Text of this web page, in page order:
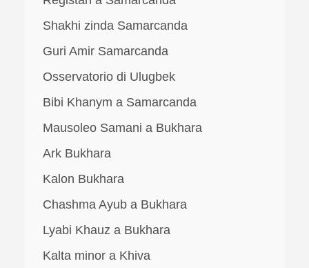
Shakhi zinda Samarcanda
Guri Amir Samarcanda
Osservatorio di Ulugbek
Bibi Khanym a Samarcanda
Mausoleo Samani a Bukhara
Ark Bukhara
Kalon Bukhara
Chashma Ayub a Bukhara
Lyabi Khauz a Bukhara
Kalta minor a Khiva